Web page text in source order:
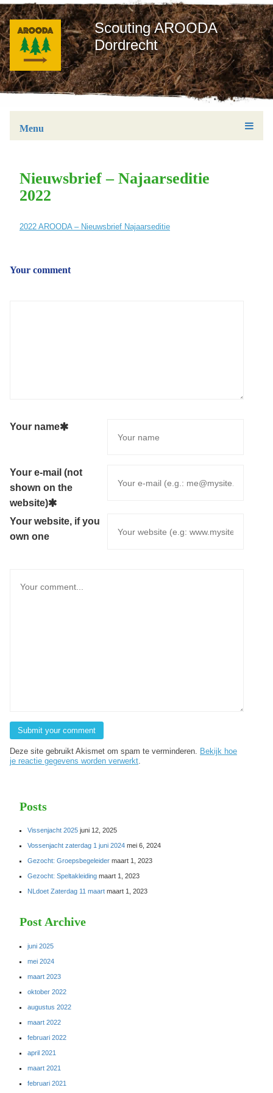
Scouting AROODA
Dordrecht
Menu
Nieuwsbrief – Najaarseditie
2022
2022 AROODA – Nieuwsbrief Najaarseditie
Your comment
Your name
Your e-mail (not
shown on the
website)
Your website, if you
own one
Deze site gebruikt Akismet om spam te verminderen. Bekijk hoe
je reactie gegevens worden verwerkt.
Posts
Vissenjacht 2025 juni 12, 2025
Vossenjacht zaterdag 1 juni 2024 mei 6, 2024
Gezocht: Groepsbegeleider maart 1, 2023
Gezocht: Speltakleiding maart 1, 2023
NLdoet Zaterdag 11 maart maart 1, 2023
Post Archive
juni 2025
mei 2024
maart 2023
oktober 2022
augustus 2022
maart 2022
februari 2022
april 2021
maart 2021
februari 2021